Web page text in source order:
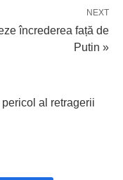
NEXT
încrederea față de
Putin »
al retragerii